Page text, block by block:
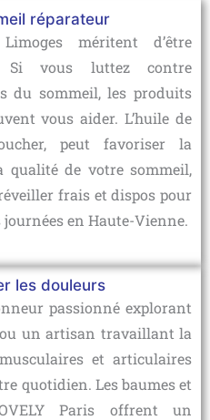
réparateur
méritent d’être
Si vous luttez contre
du sommeil, les produits
vous aider. L’huile de
peut favoriser la
de votre sommeil,
frais et dispos pour
en Haute-Vienne.
les douleurs
passionné explorant
un artisan travaillant la
et articulaires
quotidien. Les baumes et
Paris offrent un